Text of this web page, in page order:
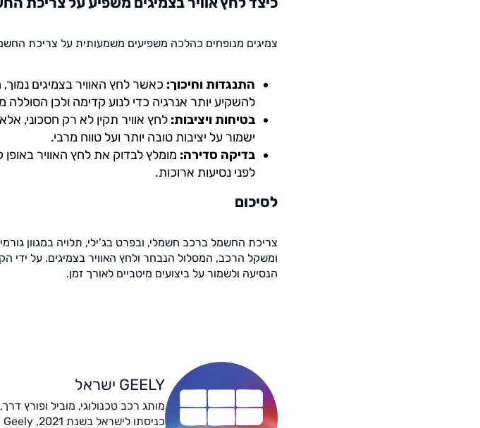
צמיגים מנופחים כהלכה משפיעים משמעותית על צריכת
התנגדות וחיכוך: כאשר לחץ האוויר בצמיגים
להשקיע יותר אנרגיה כדי לנוע קדימה ולכן הסוללה
בטיחות ויציבות: לחץ אוויר תקין לא רק חסכוני,
ישמור על יציבות טובה יותר ועל טווח מרבי.
בדיקה סדירה: מומלץ לבדוק את לחץ האוויר באופן
לפני נסיעות ארוכות.
לסיכום
צריכת החשמל ברכב חשמלי, ובפרט בג’ילי, תלויה במגוון
ומשקל הרכב, המסלול הנבחר ולחץ האוויר בצמיגים. על ידי
הנסיעה ולשמור על ביצועים מיטביים לאורך זמן.
GEELY ישראל
מותג רכב טכנולוגי, מוביל ופורץ